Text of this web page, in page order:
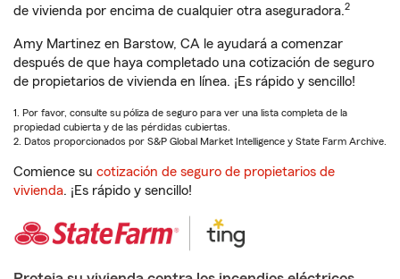
de vivienda por encima de cualquier otra aseguradora.2
Amy Martinez en Barstow, CA le ayudará a comenzar
después de que haya completado una cotización de seguro
de propietarios de vivienda en línea. ¡Es rápido y sencillo!
1. Por favor, consulte su póliza de seguro para ver una lista completa de la
propiedad cubierta y de las pérdidas cubiertas.
2. Datos proporcionados por S&P Global Market Intelligence y State Farm Archive.
Comience su cotización de seguro de propietarios de
vivienda. ¡Es rápido y sencillo!